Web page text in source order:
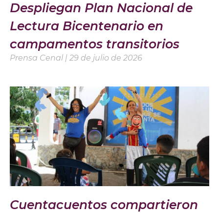
Despliegan Plan Nacional de
Lectura Bicentenario en
campamentos transitorios
Prensa Cenal 29 de julio de 2026
Cuentacuentos compartieron